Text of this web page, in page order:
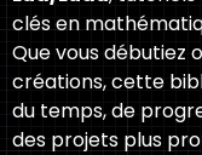
clés en
Que vous débutiez
créations, cette
du temps, de
des projets plus